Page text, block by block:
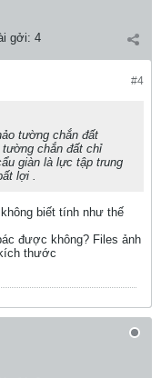
gởi: 4
#4
tường chắn đất
chắn đất chỉ
giàn là lực tập trung
lợi .
biết tính như thế
được không? Files ảnh
thước